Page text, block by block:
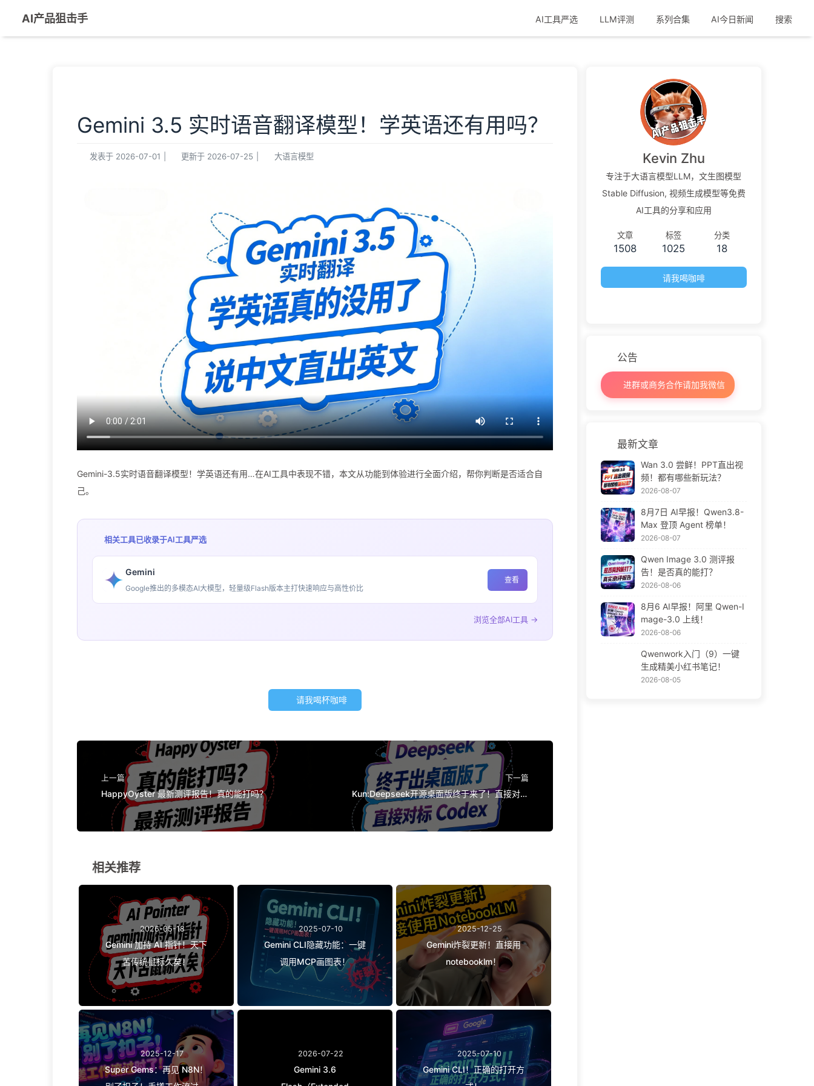
AI产品狙击手 AI工具严选 LLM评测 系列合集 AI今日新闻 搜索
Gemini 3.5 实时语音翻译模型！学英语还有用吗？
发表于 2026-07-01 更新于 2026-07-25 大语言模型
Gemini-3.5实时语音翻译模型！学英语还有用…在AI工具中表现不错，本文从功能到体验进行全面介绍，帮你判断是否适合自
己。
相关工具已收录于AI工具严选
Gemini
Google推出的多模态AI大模型，轻量级Flash版本主打快速响应与高性价比
查看
浏览全部AI工具 →
请我喝杯咖啡
上一篇
HappyOyster 最新测评报告！真的能打吗？
下一篇
Kun:Deepseek开源桌面版终于来了！直接对标
Codex！
相关推荐
2026-05-18
Gemini 加持 AI 指针！天下
苦传统鼠标久矣！
2025-07-10
Gemini CLI隐藏功能：一键
调用MCP画图表！
2025-12-25
Gemini炸裂更新！直接用
notebooklm！
2025-12-17
Super Gems：再见 N8N！
2026-07-22
Gemini 3.6
2025-07-10
Gemini CLI！正确的打开方
Kevin Zhu
专注于大语言模型LLM，文生图模型
Stable Diffusion, 视频生成模型等免费
AI工具的分享和应用
文章
1508
标签
1025
分类
18
请我喝咖啡
公告
进群或商务合作请加我微信
最新文章
Wan 3.0 尝鲜！PPT直出视
频！都有哪些新玩法？
2026-08-07
8月7日 AI早报！Qwen3.8-
Max 登顶 Agent 榜单！
2026-08-07
Qwen Image 3.0 测评报
告！是否真的能打？
2026-08-06
8月6 AI早报！阿里 Qwen-I
mage-3.0 上线！
2026-08-06
Qwenwork入门（9）一键
生成精美小红书笔记！
2026-08-05